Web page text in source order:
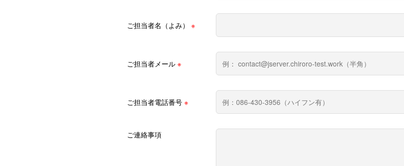
ご担当者名（よみ） ※
ご担当者メール ※
ご担当者電話番号 ※
ご連絡事項